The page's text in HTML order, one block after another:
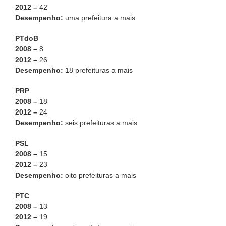
2012 – 42
Desempenho: uma prefeitura a mais
PTdoB
2008 – 8
2012 – 26
Desempenho: 18 prefeituras a mais
PRP
2008 – 18
2012 – 24
Desempenho: seis prefeituras a mais
PSL
2008 – 15
2012 – 23
Desempenho: oito prefeituras a mais
PTC
2008 – 13
2012 – 19